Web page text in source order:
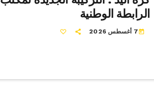
الرابطة الوطنية
today 7 أغسطس 2026